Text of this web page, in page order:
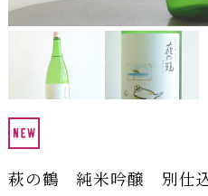
萩の鶴 純米吟醸 別仕